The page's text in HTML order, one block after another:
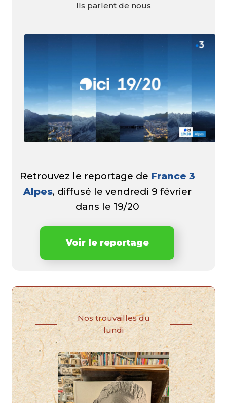
Ils parlent de nous
Retrouvez le reportage de France 3
Alpes, diffusé le vendredi 9 février
dans le 19/20
Voir le reportage
Nos trouvailles du
lundi